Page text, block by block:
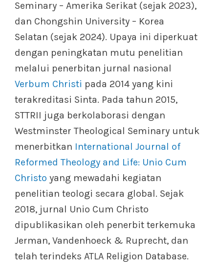
Seminary – Amerika Serikat (sejak 2023),
dan Chongshin University – Korea
Selatan (sejak 2024). Upaya ini diperkuat
dengan peningkatan mutu penelitian
melalui penerbitan jurnal nasional
Verbum Christi pada 2014 yang kini
terakreditasi Sinta. Pada tahun 2015,
STTRII juga berkolaborasi dengan
Westminster Theological Seminary untuk
menerbitkan International Journal of
Reformed Theology and Life: Unio Cum
Christo yang mewadahi kegiatan
penelitian teologi secara global. Sejak
2018, jurnal Unio Cum Christo
dipublikasikan oleh penerbit terkemuka
Jerman, Vandenhoeck & Ruprecht, dan
telah terindeks ATLA Religion Database.